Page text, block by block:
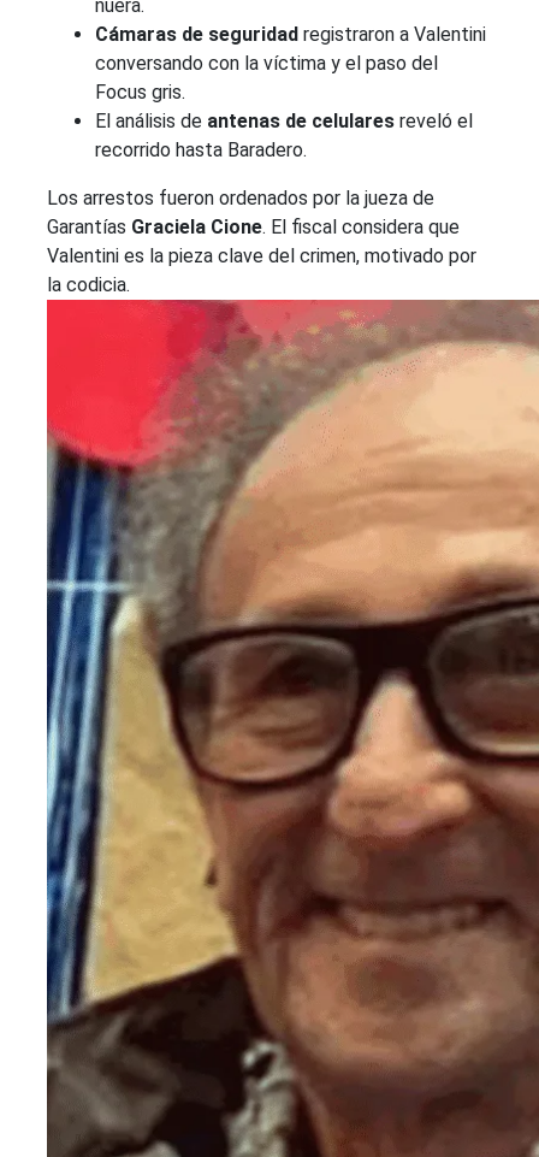
nuera.
Cámaras de seguridad registraron a Valentini
conversando con la víctima y el paso del
Focus gris.
El análisis de antenas de celulares reveló el
recorrido hasta Baradero.
Los arrestos fueron ordenados por la jueza de
Garantías Graciela Cione. El fiscal considera que
Valentini es la pieza clave del crimen, motivado por
la codicia.